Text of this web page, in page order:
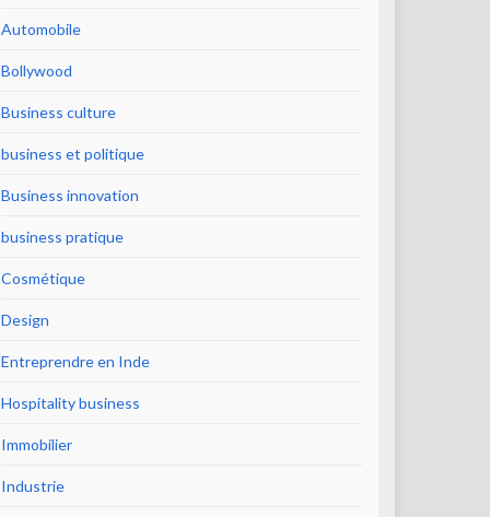
Automobile
Bollywood
Business culture
business et politique
Business innovation
business pratique
Cosmétique
Design
Entreprendre en Inde
Hospitality business
Immobilier
Industrie